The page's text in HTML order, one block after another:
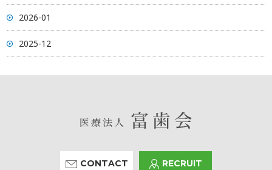
2026-01
2025-12
CONTACT RECRUIT